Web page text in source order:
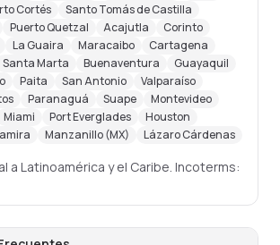
Cortés
Santo Tomás de Castilla
Puerto Quetzal Acajutla
Corinto
La Guaira Maracaibo
Cartagena
Santa Marta Buenaventura
Guayaquil
Paita San Antonio
Valparaíso
Paranaguá Suape
Montevideo
Miami Port Everglades
Houston
Manzanillo (MX) Lázaro Cárdenas
a Latinoamérica y el Caribe. Incoterms: